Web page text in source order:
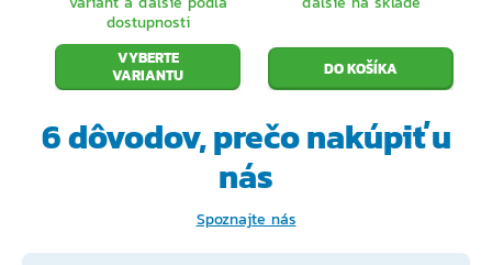
dostupnosti
VYBERTE
VARIANTU
6 dôvodov, prečonakúpiť u
nás
Spoznajte nás